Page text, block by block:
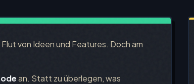
von Ideen und Features. Doch am
an. Statt zu überlegen, was